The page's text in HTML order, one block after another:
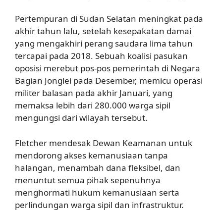
Pertempuran di Sudan Selatan meningkat pada
akhir tahun lalu, setelah kesepakatan damai
yang mengakhiri perang saudara lima tahun
tercapai pada 2018. Sebuah koalisi pasukan
oposisi merebut pos-pos pemerintah di Negara
Bagian Jonglei pada Desember, memicu operasi
militer balasan pada akhir Januari, yang
memaksa lebih dari 280.000 warga sipil
mengungsi dari wilayah tersebut.
Fletcher mendesak Dewan Keamanan untuk
mendorong akses kemanusiaan tanpa
halangan, menambah dana fleksibel, dan
menuntut semua pihak sepenuhnya
menghormati hukum kemanusiaan serta
perlindungan warga sipil dan infrastruktur.